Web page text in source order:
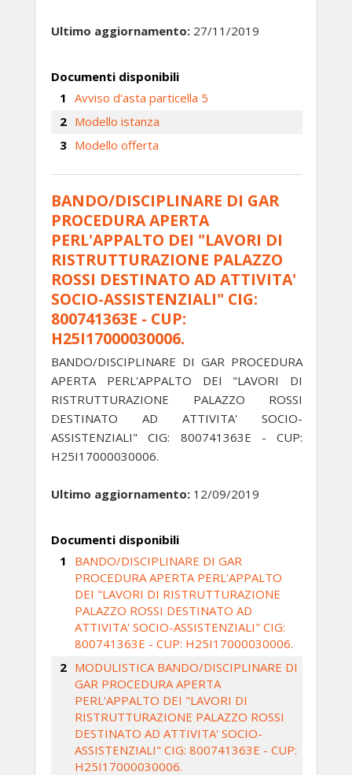
Ultimo aggiornamento: 27/11/2019
Documenti disponibili
Avviso d'asta particella 5
Modello istanza
Modello offerta
BANDO/DISCIPLINARE DI GAR
PROCEDURA APERTA
PERL'APPALTO DEI "LAVORI DI
RISTRUTTURAZIONE PALAZZO
ROSSI DESTINATO AD ATTIVITA'
SOCIO-ASSISTENZIALI" CIG:
800741363E - CUP:
H25I17000030006.
BANDO/DISCIPLINARE DI GAR PROCEDURA
APERTA PERL'APPALTO DEI "LAVORI DI
RISTRUTTURAZIONE PALAZZO ROSSI
DESTINATO AD ATTIVITA' SOCIO-
ASSISTENZIALI" CIG: 800741363E - CUP:
H25I17000030006.
Ultimo aggiornamento: 12/09/2019
Documenti disponibili
BANDO/DISCIPLINARE DI GAR
PROCEDURA APERTA PERL'APPALTO
DEI "LAVORI DI RISTRUTTURAZIONE
PALAZZO ROSSI DESTINATO AD
ATTIVITA' SOCIO-ASSISTENZIALI" CIG:
800741363E - CUP: H25I17000030006.
MODULISTICA BANDO/DISCIPLINARE DI
GAR PROCEDURA APERTA
PERL'APPALTO DEI "LAVORI DI
RISTRUTTURAZIONE PALAZZO ROSSI
DESTINATO AD ATTIVITA' SOCIO-
ASSISTENZIALI" CIG: 800741363E - CUP:
H25I17000030006.